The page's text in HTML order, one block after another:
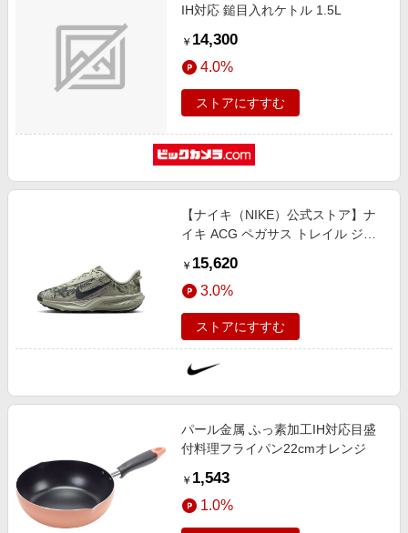
IH対応 鎚目入れケトル 1.5L
￥ 14,300
4.0%
ストアにすすむ
【ナイキ（NIKE）公式ストア】ナ
イキ ACG ペガサス トレイル ジュ
302 グリーン
￥ 15,620
3.0%
ストアにすすむ
パール金属 ふっ素加工IH対応目盛
付料理フライパン22cmオレンジ
￥ 1,543
1.0%